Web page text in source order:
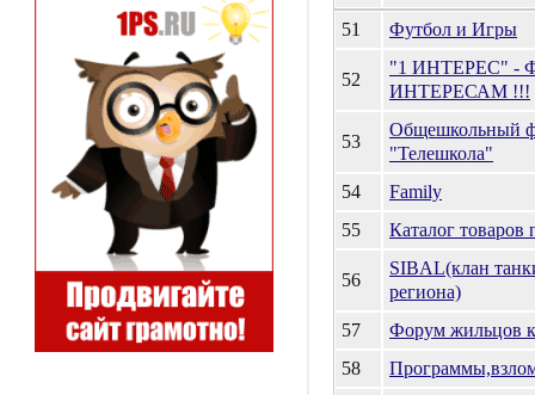
51
Футбол и Игры
52
"1 ИНТЕРЕС" -
ИНТЕРЕСАМ !!!
53
Общешкольный
"Телешкола"
54
Family
55
Каталог товаров
56
SIBAL(клан
региона)
57
Форум жильцов
58